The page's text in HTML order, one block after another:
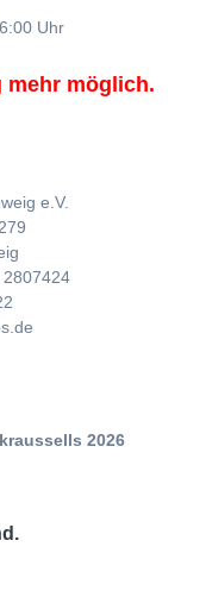
Uhr
mehr möglich.
e.V.
2026